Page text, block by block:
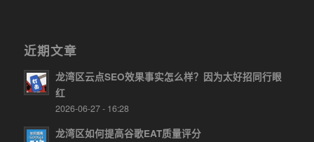
近期文章
龙湾区云点SEO效果事实怎么样？因为太好招同行眼
红
2026-06-27 - 16:28
龙湾区如何提高谷歌EAT质量评分